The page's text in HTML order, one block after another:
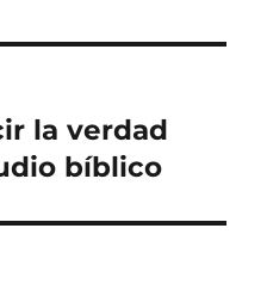
la verdad
bíblico